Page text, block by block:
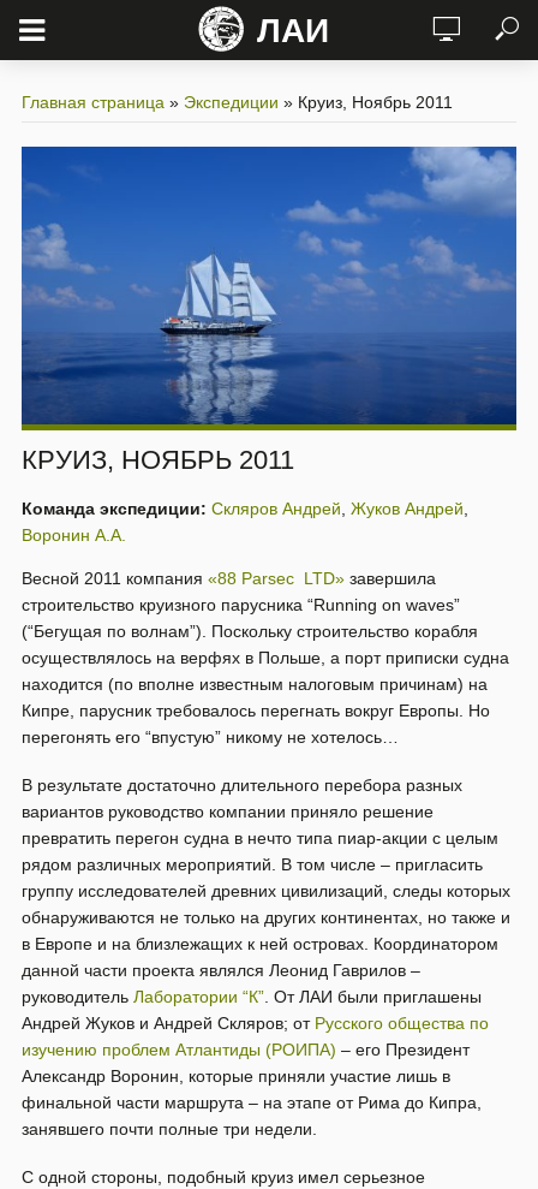
ЛАИ
Главная страница » Экспедиции » Круиз, Ноябрь 2011
КРУИЗ, НОЯБРЬ 2011
Команда экспедиции: Скляров Андрей, Жуков Андрей,
Воронин А.А.
Весной 2011 компания «88 Parsec LTD» завершила
строительство круизного парусника “Running on waves”
(“Бегущая по волнам”). Поскольку строительство корабля
осуществлялось на верфях в Польше, а порт приписки судна
находится (по вполне известным налоговым причинам) на
Кипре, парусник требовалось перегнать вокруг Европы. Но
перегонять его “впустую” никому не хотелось…
В результате достаточно длительного перебора разных
вариантов руководство компании приняло решение
превратить перегон судна в нечто типа пиар-акции с целым
рядом различных мероприятий. В том числе – пригласить
группу исследователей древних цивилизаций, следы которых
обнаруживаются не только на других континентах, но также и
в Европе и на близлежащих к ней островах. Координатором
данной части проекта являлся Леонид Гаврилов –
руководитель Лаборатории “К”. От ЛАИ были приглашены
Андрей Жуков и Андрей Скляров; от Русского общества по
изучению проблем Атлантиды (РОИПА) – его Президент
Александр Воронин, которые приняли участие лишь в
финальной части маршрута – на этапе от Рима до Кипра,
занявшего почти полные три недели.
С одной стороны, подобный круиз имел серьезное